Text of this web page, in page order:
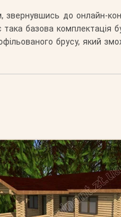
звернувшись до онлайн-
базова комплектація
брусу, який